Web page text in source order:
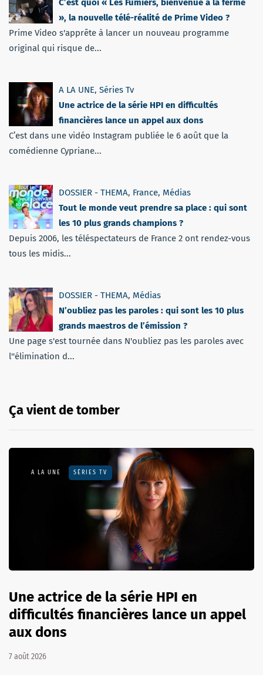
C’est quoi « Les Fumiers, bienvenue à la ferme
», la nouvelle télé-réalité de Prime Video ?
Prime Video s'apprête à lancer un nouveau programme
original qui risque de...
A LA UNE, Séries Tv
Une actrice de la série HPI en difficultés
financières lance un appel aux dons
C’est dans une vidéo Instagram publiée le 6 août que la
comédienne Cypriane...
DOSSIER - THEMA, France, Médias
Tout le monde veut prendre sa place : qui sont
les 10 plus grands champions ?
Depuis 2006, les téléspectateurs de France 2 ont rendez-vous
tous les midis...
DOSSIER - THEMA, Médias
N’oubliez pas les paroles : qui sont les 10 plus
grands maestros de l’émission ?
Une page s'est tournée dans N'oubliez pas les paroles avec
l''élimination d...
Ça vient de tomber
A LA UNE SÉRIES TV
Une actrice de la série HPI en
difficultés financières lance un appel
aux dons
7 août 2026